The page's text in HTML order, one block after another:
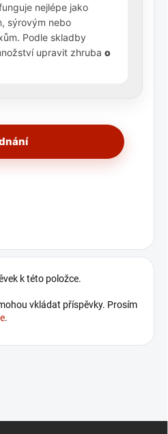
nejlépe jako
sýrovým nebo
Podle skladby
upravit zhruba o
k této položce.
vkládat příspěvky. Prosím
.